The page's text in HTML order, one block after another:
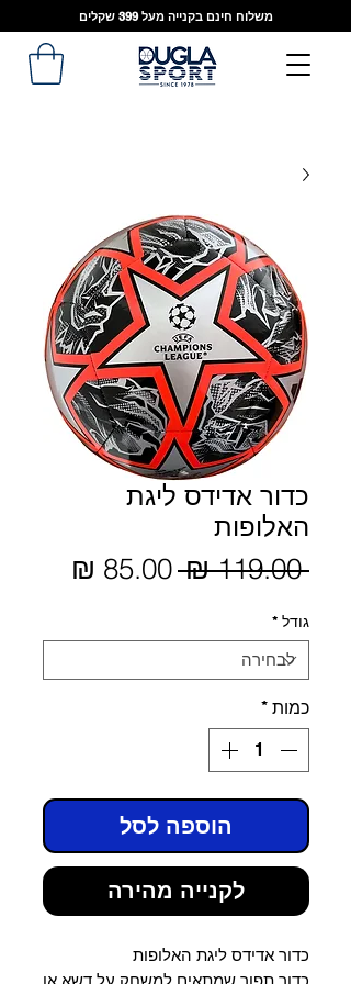
משלוח חינם בקנייה מעל 399 שקלים
כדור אדידס ליגת
האלופות
‏119.00 ‏₪
מחיר
גודל *
כמות *
הוספה לסל
לקנייה מהירה
כדור אדידס ליגת האלופות